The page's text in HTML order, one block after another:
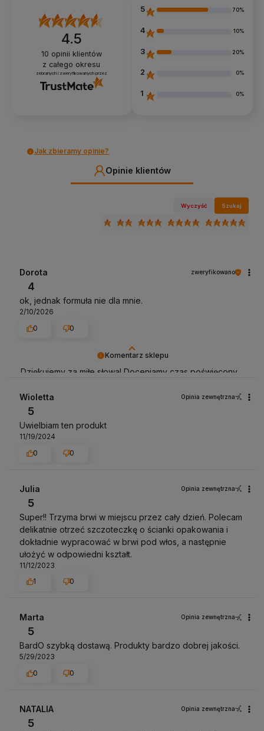
4.5
10 opinii klientów
z całego okresu
zebranych i zweryfikowanych przez
5 70%
4 10%
3 20%
2 0%
1 0%
Jak zbieramy opinie?
Opinie klientów
Wyczyść Szukaj
Komentarz sklepu
Dziękujemy za miłe słowa! Doceniamy czas poświęcony
Jesteśmy szczęśliwi, że mamy takich klientów. Z
pozdrowieniami, obsługa sklepu.
Dorota zweryfikowano
4
ok, jednak formuła nie dla mnie.
2/10/2026
0
0
Wioletta Opinia zewnętrzna
5
Uwielbiam ten produkt
11/19/2024
0
0
Julia Opinia zewnętrzna
5
Super!! Trzyma brwi w miejscu przez cały dzień. Polecam
delikatnie otrzeć szczoteczkę o ścianki opakowania i
dokładnie wypracować w brwi pod włos, a następnie
ułożyć w odpowiedni kształt.
11/12/2023
1
0
Marta Opinia zewnętrzna
5
BardO szybką dostawą. Produkty bardzo dobrej jakości.
5/29/2023
0
0
NATALIA Opinia zewnętrzna
5